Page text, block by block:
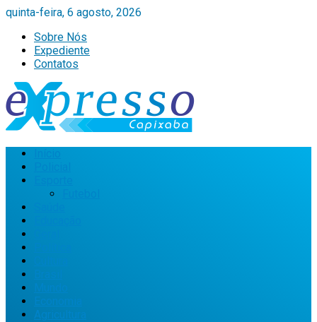
quinta-feira, 6 agosto, 2026
Sobre Nós
Expediente
Contatos
Agricultura